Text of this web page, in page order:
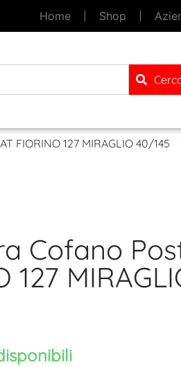
Home Shop
FIORINO 127 MIRAGLIO 40/145
Cofano
127